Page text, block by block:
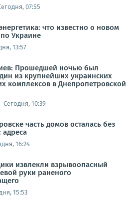
07:55
что известно о новом
Украине
13:57
Прошедшей ночью был
из крупнейших украинских
комплексов в Днепропетровской
Сегодня, 10:39
часть домов осталась без
адреса
16:24
извлекли взрывоопасный
руки раненого
15:53